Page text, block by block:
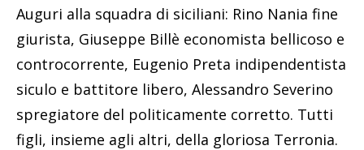
Auguri alla squadra di siciliani: Rino Nania fine
giurista, Giuseppe Billè economista bellicoso e
controcorrente, Eugenio Preta indipendentista
siculo e battitore libero, Alessandro Severino
spregiatore del politicamente corretto. Tutti
figli, insieme agli altri, della gloriosa Terronia.